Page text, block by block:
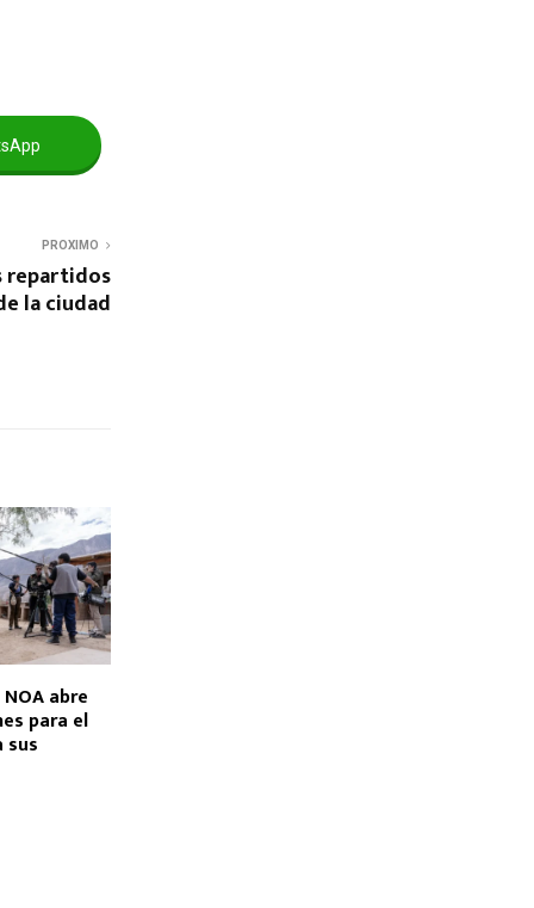
PROXIMO
repartidos
la ciudad
NOA abre
para el
sus